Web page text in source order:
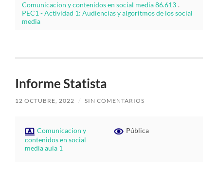
Comunicacion y contenidos en social media 86.613 .
PEC1 - Actividad 1: Audiencias y algoritmos de los social
media
Informe Statista
12 OCTUBRE, 2022 / SIN COMENTARIOS
Comunicacion y
contenidos en social
media aula 1
Pública